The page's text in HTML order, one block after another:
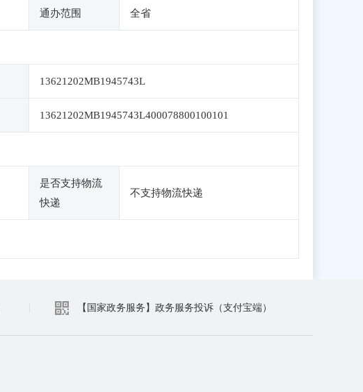
通办范围 全省
13621202MB1945743L
13621202MB1945743L400078800100101
是否支持物流
快递
不支持物流快递
【国家政务服务】政务服务投诉（支付宝端）